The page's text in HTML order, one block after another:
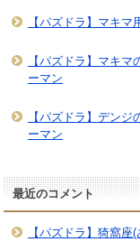
【パズドラ】マキ
【パズドラ】マキ
ーマン
【パズドラ】デン
ーマン
最近のコメント
【パズドラ】猗窩